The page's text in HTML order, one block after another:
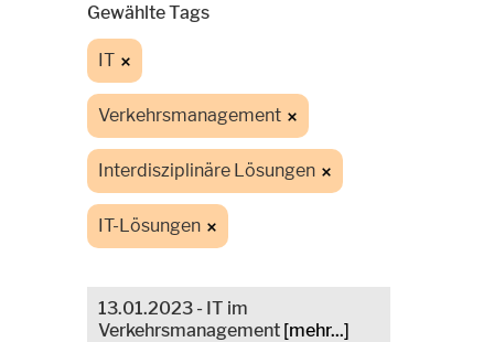
Gewählte Tags
IT
Verkehrsmanagement
Interdisziplinäre Lösungen
IT-Lösungen
13.01.2023 - IT im
Verkehrsmanagement [mehr...]